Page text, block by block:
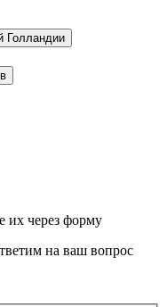
Голландии
их через форму
на ваш вопрос